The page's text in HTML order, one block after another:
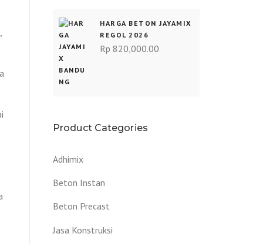
HARGA BETON JAYAMIX
REGOL 2026
Rp 820,000.00
Product Categories
Adhimix
Beton Instan
Beton Precast
Jasa Konstruksi